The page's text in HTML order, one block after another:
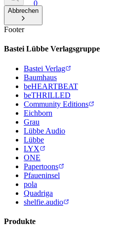
0
Abbrechen
Footer
Bastei Lübbe Verlagsgruppe
Bastei Verlag
Baumhaus
beHEARTBEAT
beTHRILLED
Community Editions
Eichborn
Grau
Lübbe Audio
Lübbe
LYX
ONE
Papertoons
Pfaueninsel
pola
Quadriga
shelfie.audio
Produkte